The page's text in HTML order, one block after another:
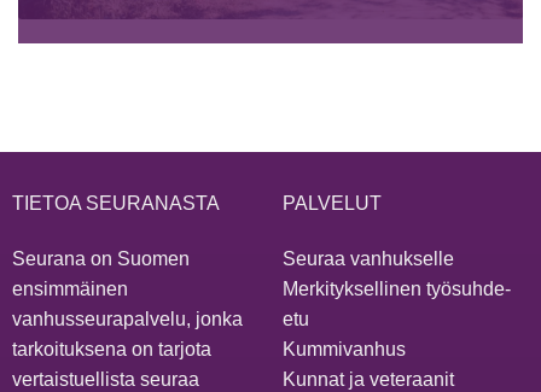
TIETOA SEURANASTA
Seurana on Suomen
ensimmäinen
vanhusseurapalvelu, jonka
tarkoituksena on tarjota
vertaistuellista seuraa
PALVELUT
Seuraa vanhukselle
Merkityksellinen työsuhde-
etu
Kummivanhus
Kunnat ja veteraanit